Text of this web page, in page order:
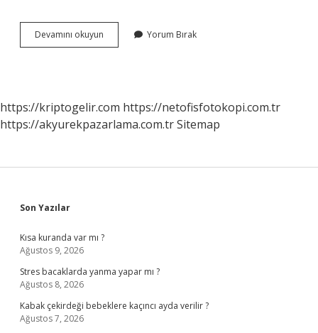
Devamını okuyun
Ne
Yorum Bırak
https://kriptogelir.com https://netofisfotokopi.com.tr
https://akyurekpazarlama.com.trSitemap
Sidebar
Son Yazılar
Kısa kuranda var mı ?
Ağustos 9, 2026
Stres bacaklarda yanma yapar mı ?
Ağustos 8, 2026
Kabak çekirdeği bebeklere kaçıncı ayda verilir ?
Ağustos 7, 2026